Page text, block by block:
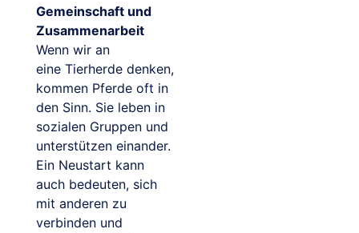
Gemeinschaft und
Zusammenarbeit
Wenn wir an
eine Tierherde denken,
kommen Pferde oft in
den Sinn. Sie leben in
sozialen Gruppen und
unterstützen einander.
Ein Neustart kann
auch bedeuten, sich
mit anderen zu
verbinden und